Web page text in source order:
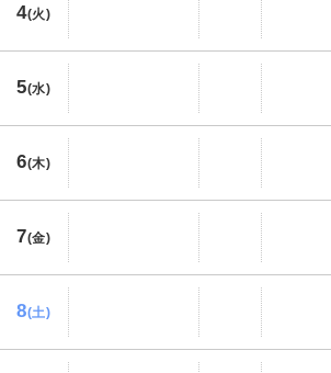
4(火)
5(水)
6(木)
7(金)
8(土)